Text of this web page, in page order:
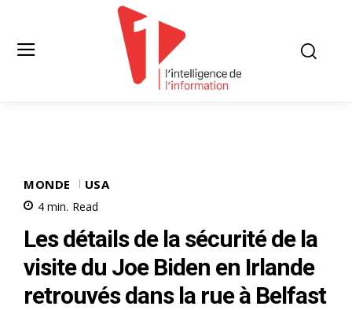
MONDE USA
4 min. Read
Les détails de la sécurité de la
visite du Joe Biden en Irlande
retrouvés dans la rue à Belfast